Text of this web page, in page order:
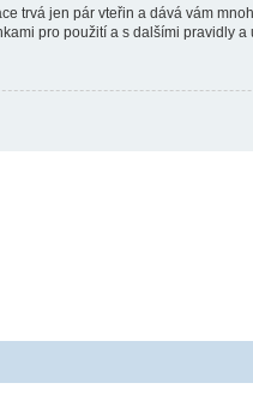
trvá jen pár vteřin a dává vám
pro použití a s dalšími pravidly